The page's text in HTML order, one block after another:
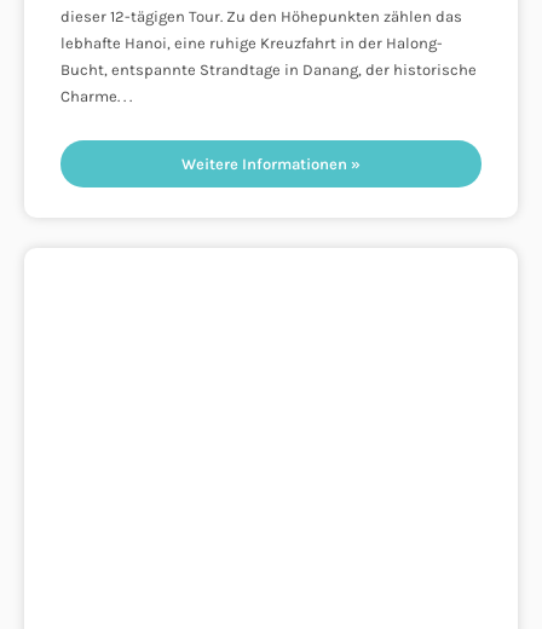
dieser 12-tägigen Tour. Zu den Höhepunkten zählen das
lebhafte Hanoi, eine ruhige Kreuzfahrt in der Halong-
Bucht, entspannte Strandtage in Danang, der historische
Charme
Weitere Informationen »